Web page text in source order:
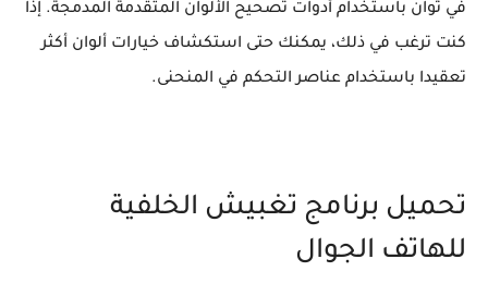
في ثوان باستخدام أدوات تصحيح الألوان المتقدمة المدمجة. إذا
كنت ترغب في ذلك، يمكنك حتى استكشاف خيارات ألوان أكثر
تعقيدا باستخدام عناصر التحكم في المنحنى.
تحميل برنامج تغبيش الخلفية
للهاتف الجوال